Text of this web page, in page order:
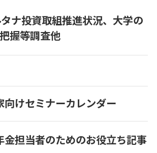
ナ投資取組推進状況、大学の
握等調査他
向けセミナーカレンダー
金担当者のためのお役立ち記事